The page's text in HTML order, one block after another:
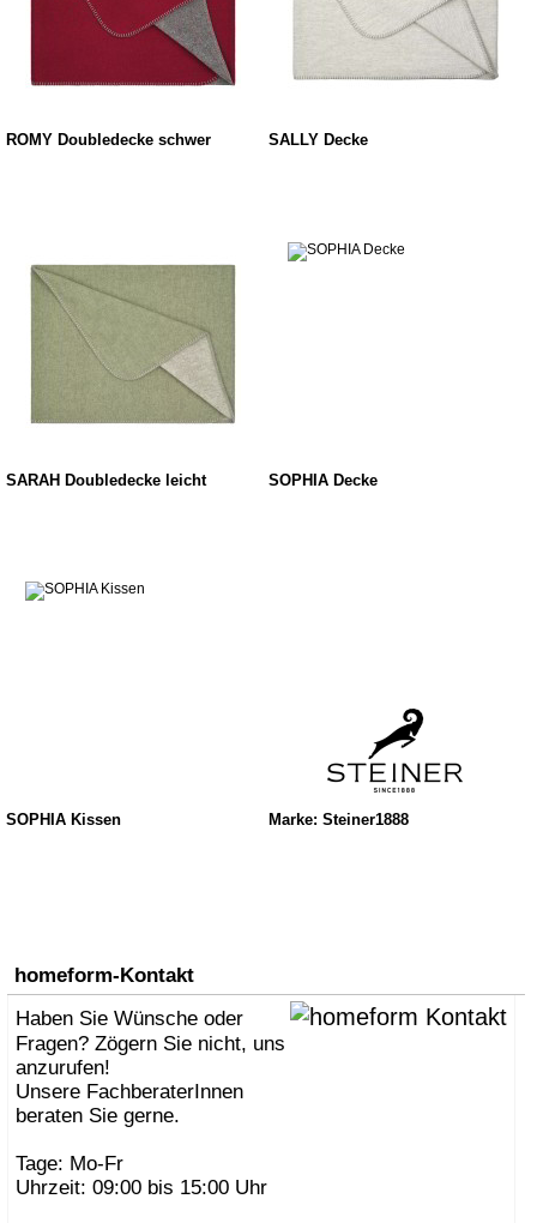
ROMY Doubledecke schwer SALLY Decke
SARAH Doubledecke leicht SOPHIA Decke
SOPHIA Kissen Marke: Steiner1888
homeform-Kontakt
Haben Sie Wünsche oder
Fragen? Zögern Sie nicht, uns
anzurufen!
Unsere FachberaterInnen
beraten Sie gerne.
Tage: Mo-Fr
Uhrzeit: 09:00 bis 15:00 Uhr